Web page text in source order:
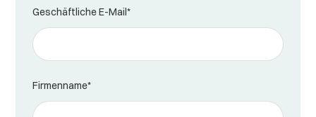
Geschäftliche E-Mail*
Firmenname*